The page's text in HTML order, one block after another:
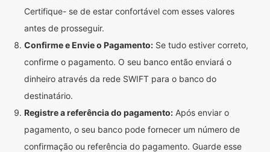
Certifique- se de estar confortável com esses valores
antes de prosseguir.
Confirme e Envie o Pagamento: Se tudo estiver correto,
confirme o pagamento. O seu banco então enviará o
dinheiro através da rede SWIFT para o banco do
destinatário.
Registre a referência do pagamento: Após enviar o
pagamento, o seu banco pode fornecer um número de
confirmação ou referência do pagamento. Guarde esse